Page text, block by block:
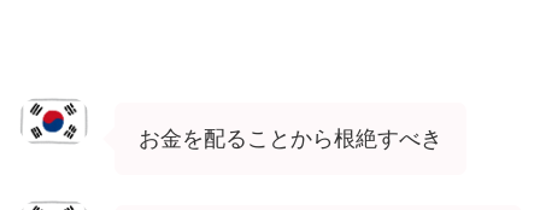
お金を配ることから根絶すべき